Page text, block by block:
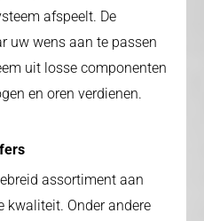
afspeelt. De
uw wens aan te passen
uit losse componenten
en oren verdienen.
assortiment aan
kwaliteit. Onder andere